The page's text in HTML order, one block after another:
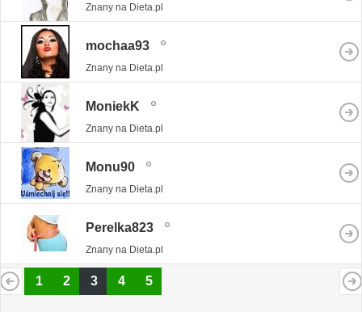
Znany na Dieta.pl
mochaa93
Znany na Dieta.pl
MoniekK
Znany na Dieta.pl
Monu90
Znany na Dieta.pl
Perelka823
Znany na Dieta.pl
1 2 3 4 5